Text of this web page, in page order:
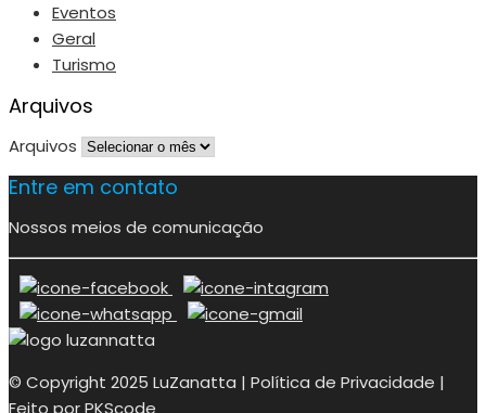
Eventos
Geral
Turismo
Arquivos
Arquivos
Entre em contato
Nossos meios de comunicação
© Copyright 2025 LuZanatta | Política de Privacidade |
Feito por PKScode